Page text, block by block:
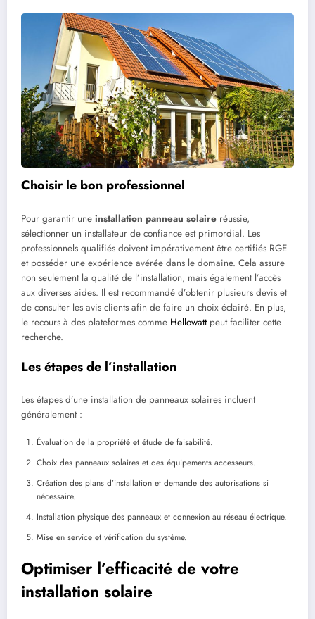
Choisir le bon professionnel
Pour garantir une installation panneau solaire réussie,
sélectionner un installateur de confiance est primordial. Les
professionnels qualifiés doivent impérativement être certifiés RGE
et posséder une expérience avérée dans le domaine. Cela assure
non seulement la qualité de l’installation, mais également l’accès
aux diverses aides. Il est recommandé d’obtenir plusieurs devis et
de consulter les avis clients afin de faire un choix éclairé. En plus,
le recours à des plateformes comme Hellowattpeut faciliter cette
recherche.
Les étapes de l’installation
Les étapes d’une installation de panneaux solaires incluent
généralement :
Évaluation de la propriété et étude de faisabilité.
Choix des panneaux solaires et des équipements accesseurs.
Création des plans d’installation et demande des autorisations si
nécessaire.
Installation physique des panneaux et connexion au réseau électrique.
Mise en service et vérification du système.
Optimiser l’efficacité de votre
installation solaire